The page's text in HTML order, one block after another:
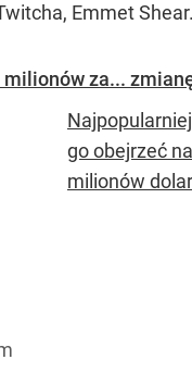
Emmet Shear.
milionów za...
go obejrzeć
milionów